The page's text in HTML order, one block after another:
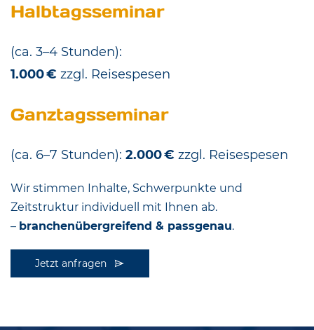
Halbtagsseminar
(ca. 3–4 Stunden):
1.000 € zzgl. Reisespesen
Ganztagsseminar
(ca. 6–7 Stunden): 2.000 € zzgl. Reisespesen
Wir stimmen Inhalte, Schwerpunkte und
Zeitstruktur individuell mit Ihnen ab.
– branchenübergreifend & passgenau.
Jetzt anfragen